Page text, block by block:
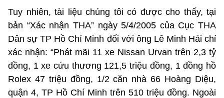
Tuy nhiên, tài liệu chúng tôi có được cho thấy, tại
bản “Xác nhận THA” ngày 5/4/2005 của Cục THA
Dân sự TP Hồ Chí Minh đối với ông Lê Minh Hải chỉ
xác nhận: “Phát mãi 11 xe Nissan Urvan trên 2,3 tỷ
đồng, 1 xe cứu thương 121,5 triệu đồng, 1 đồng hồ
Rolex 47 triệu đồng, 1/2 căn nhà 66 Hoàng Diệu,
quận 4, TP Hồ Chí Minh trên 510 triệu đồng. Ngoài